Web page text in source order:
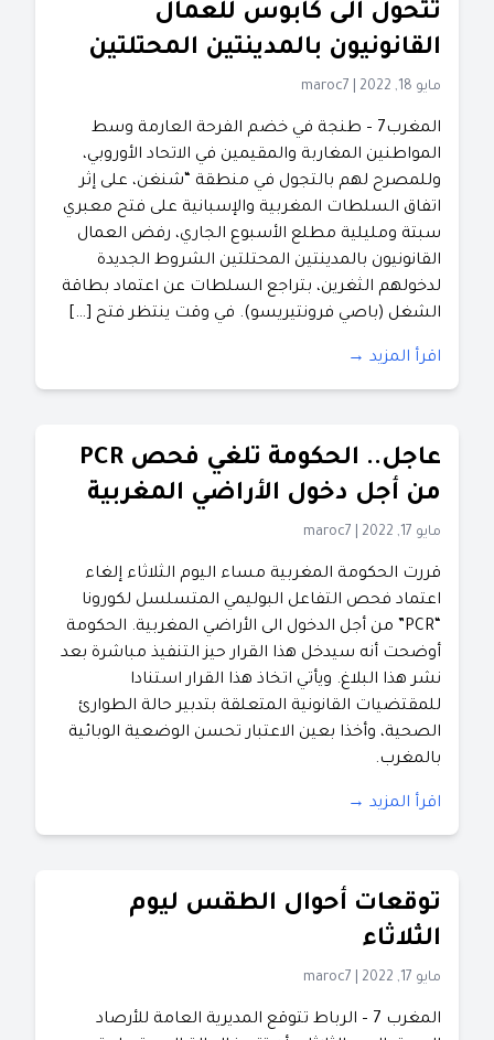
تتحول الى كابوس للعمال
القانونيون بالمدينتين المحتلتين
مايو 18, 2022 maroc7
المغرب7 – طنجة في خضم الفرحة العارمة وسط
المواطنين المغاربة والمقيمين في الاتحاد الأوروبي،
وللمصرح لهم بالتجول في منطقة “شنغن، على إثر
اتفاق السلطات المغربية والإسبانية على فتح معبري
سبتة ومليلية مطلع الأسبوع الجاري، رفض العمال
القانونيون بالمدينتين المحتلتين الشروط الجديدة
لدخولهم الثغرين، بتراجع السلطات عن اعتماد بطاقة
الشغل (باصي فرونتيريسو). في وقت ينتظر فتح […]
اقرأ المزيد →
عاجل.. الحكومة تلغي فحص PCR
من أجل دخول الأراضي المغربية
مايو 17, 2022 maroc7
قررت الحكومة المغربية مساء اليوم الثلاثاء إلغاء
اعتماد فحص التفاعل البوليمي المتسلسل لكورونا
“PCR” من أجل الدخول الى الأراضي المغربية. الحكومة
أوضحت أنه سيدخل هذا القرار حيز التنفيذ مباشرة بعد
نشر هذا البلاغ. ويأتي اتخاذ هذا القرار استنادا
للمقتضيات القانونية المتعلقة بتدبير حالة الطوارئ
الصحية، وأخذا بعين الاعتبار تحسن الوضعية الوبائية
بالمغرب.
اقرأ المزيد →
توقعات أحوال الطقس ليوم
الثلاثاء
مايو 17, 2022 maroc7
المغرب 7 – الرباط تتوقع المديرية العامة للأرصاد